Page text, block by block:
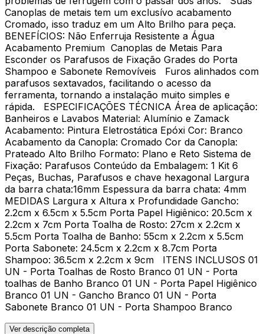
Canoplas de metais tem um exclusívo acabamento
Cromado, isso traduz em um Alto Brilho para peça.
BENEFÍCIOS: Não Enferruja Resistente a Água
Acabamento Premium Canoplas de Metais Para
Esconder os Parafusos de Fixação Grades do Porta
Shampoo e Sabonete Removíveis Furos alinhados com
parafusos sextavados, facilitando o acesso da
ferramenta, tornando a instalação muito simples e
rápida. ESPECIFICAÇÕES TÉCNICA Área de aplicação:
Banheiros e Lavabos Material: Alumínio e Zamack
Acabamento: Pintura Eletrostática Epóxi Cor: Branco
Acabamento da Canopla: Cromado Cor da Canopla:
Prateado Alto Brilho Formato: Plano e Reto Sistema de
Fixação: Parafusos Conteúdo da Embalagem: 1 Kit 6
Peças, Buchas, Parafusos e chave hexagonal Largura
da barra chata:16mm Espessura da barra chata: 4mm
MEDIDAS Largura x Altura x Profundidade Gancho:
2.2cm x 6.5cm x 5.5cm Porta Papel Higiênico: 20.5cm x
2.2cm x 7cm Porta Toalha de Rosto: 27cm x 2.2cm x
5.5cm Porta Toalha de Banho: 55cm x 2.2cm x 5.5cm
Porta Sabonete: 24.5cm x 2.2cm x 8.7cm Porta
Shampoo: 36.5cm x 2.2cm x 9cm ITENS INCLUSOS 01
UN - Porta Toalhas de Rosto Branco 01 UN - Porta
toalhas de Banho Branco 01 UN - Porta Papel Higiênico
Branco 01 UN - Gancho Branco 01 UN - Porta
Sabonete Branco 01 UN - Porta Shampoo Branco
Ver descrição completa